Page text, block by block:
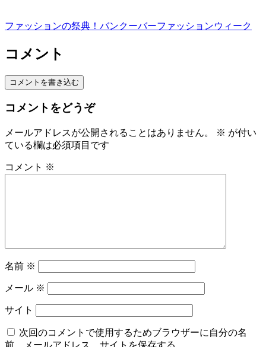
ファッションの祭典！バンクーバーファッションウィーク
コメント
コメントを書き込む
コメントをどうぞ
メールアドレスが公開されることはありません。 ※ が付い
ている欄は必須項目です
コメント ※
名前 ※
メール ※
サイト
次回のコメントで使用するためブラウザーに自分の名
前、メールアドレス、サイトを保存する。